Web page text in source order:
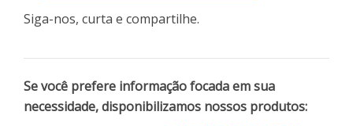
Siga-nos, curta e compartilhe.
Se você prefere informação focada em sua
necessidade, disponibilizamos nossos produtos: